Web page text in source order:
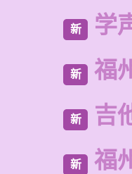
新 学
新 福
新 吉
新 福